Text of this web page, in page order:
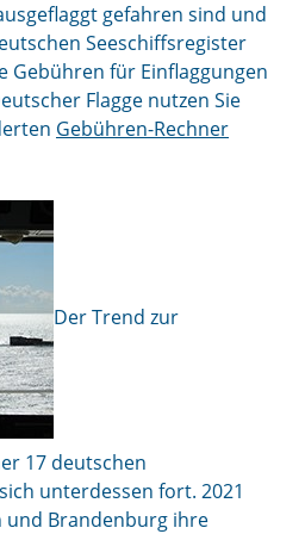
gefahren sind und
Seeschiffsregister
Gebühren für Einflaggungen
Flagge nutzen Sie
Gebühren-Rechner
Der Trend zur
17 deutschen
unterdessen fort. 2021
und Brandenburg ihre